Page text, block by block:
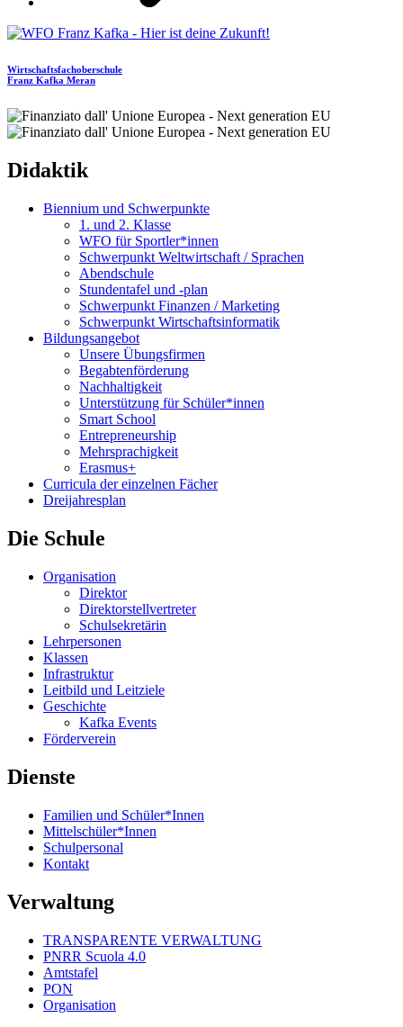
Wirtschaftsfachoberschule
Franz Kafka Meran
Didaktik
Biennium und Schwerpunkte
1. und 2. Klasse
WFO für Sportler*innen
Schwerpunkt Weltwirtschaft / Sprachen
Abendschule
Stundentafel und -plan
Schwerpunkt Finanzen / Marketing
Schwerpunkt Wirtschaftsinformatik
Bildungsangebot
Unsere Übungsfirmen
Begabtenförderung
Nachhaltigkeit
Unterstützung für Schüler*innen
Smart School
Entrepreneurship
Mehrsprachigkeit
Erasmus+
Curricula der einzelnen Fächer
Dreijahresplan
Die Schule
Organisation
Direktor
Direktorstellvertreter
Schulsekretärin
Lehrpersonen
Klassen
Infrastruktur
Leitbild und Leitziele
Geschichte
Kafka Events
Förderverein
Dienste
Familien und Schüler*Innen
Mittelschüler*Innen
Schulpersonal
Kontakt
Verwaltung
TRANSPARENTE VERWALTUNG
PNRR Scuola 4.0
Amtstafel
PON
Organisation